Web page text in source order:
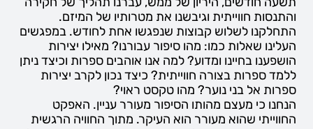
והתנסות חווייתית וגיבשנו את מטרותיו של המיזם.
התחלקנו לשלוש קבוצות שנפגשו אחת לחודש. במפגשים
העלינו שאלות כמו: מהו סיפור עבורנו? מאילו יצירות
הושפענו בחיינו ומדוע? למה אנו אוהבים ספרות וכיצד ניתן
ללמד ספרות בצורה חווייתית? כיצד נכון לקרב יצירות
ספרות אל בני נוער? מהו טקסט ראוי?
הנחנו כי מעצם מהותו הסיפור מעורר עניין. האפקט
החווייתי שהוא מעורר הוא העיקר. מתוך החוויה הרגשית